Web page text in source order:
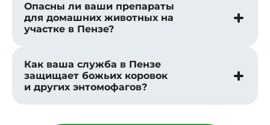
Опасны ли ваши препараты
для домашних животных на
участке в Пензе?
Как ваша служба в Пензе
защищает божьих коровок
и других энтомофагов?